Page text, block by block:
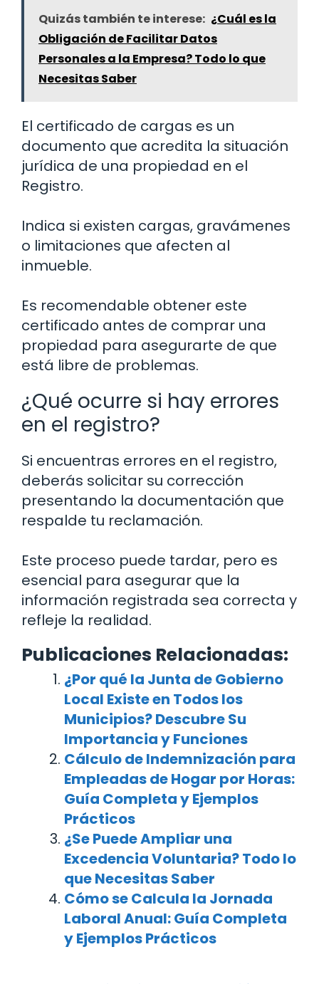
Quizás también te interese: ¿Cuál es la
Obligación de Facilitar Datos
Personales a la Empresa? Todo lo que
Necesitas Saber
El certificado de cargas es un
documento que acredita la situación
jurídica de una propiedad en el
Registro.
Indica si existen cargas, gravámenes
o limitaciones que afecten al
inmueble.
Es recomendable obtener este
certificado antes de comprar una
propiedad para asegurarte de que
está libre de problemas.
¿Qué ocurre si hay errores
en el registro?
Si encuentras errores en el registro,
deberás solicitar su corrección
presentando la documentación que
respalde tu reclamación.
Este proceso puede tardar, pero es
esencial para asegurar que la
información registrada sea correcta y
refleje la realidad.
Publicaciones Relacionadas:
¿Por qué la Junta de Gobierno
Local Existe en Todos los
Municipios? Descubre Su
Importancia y Funciones
Cálculo de Indemnización para
Empleadas de Hogar por Horas:
Guía Completa y Ejemplos
Prácticos
¿Se Puede Ampliar una
Excedencia Voluntaria? Todo lo
que Necesitas Saber
Cómo se Calcula la Jornada
Laboral Anual: Guía Completa
y Ejemplos Prácticos